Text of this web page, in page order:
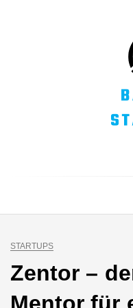
STARTUPS
Zentor –